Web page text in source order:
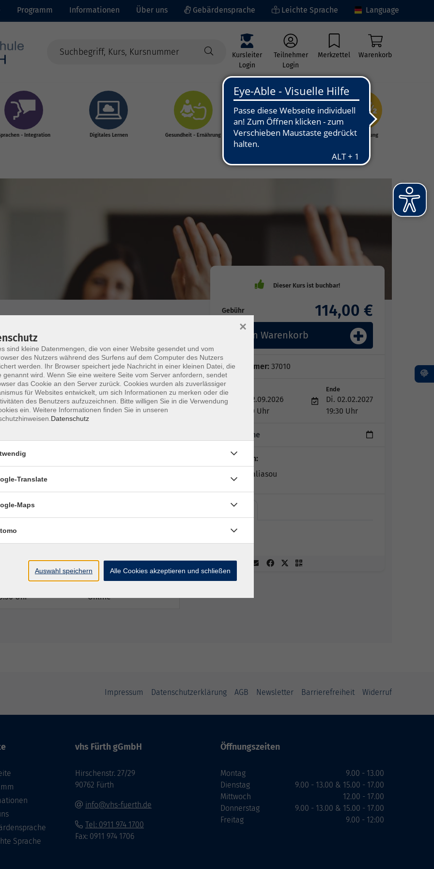
Programm Informationen Über uns Gebärdensprache Leichte Sprache Language
Kursleiter
Login
Teilnehmer
Login
Merkzettel Warenkorb
- Integration Digitales Lernen Gesundheit - Ernährung
Kunst - Kultur -
Grundbildung
- A2.2
und zu führen, häufig gebrauchte Ausdrücke in
und Mitteilungen abzufassen.
Mailadresse an die Dozentin zu.
und Arbeitsbuch ab Lekt. 11
19:30 Uhr
Online
Uhr Online
Gebühr 114,00 €
In den Warenkorb
Kursnummer: 37010
Di. 22.09.2026
18:00 Uhr
Ende
Di. 02.02.2027
19:30 Uhr
15 Termine
Dozent*in:
Eirini Chaliasou
Online
Impressum Datenschutzerklärung AGB Newsletter Barrierefreiheit Widerruf
Sprache
vhs Fürth gGmbH
Hirschenstr. 27/29
90762 Fürth
info@vhs-fuerth.de
Tel: 0911 974 1700
Fax: 0911 974 1706
Öffnungszeiten
Montag
Dienstag
Mittwoch
Donnerstag
Freitag
9.00 - 13.00
9.00 - 13.00 & 15.00 - 17.00
12.00 - 17.00
9.00 - 13.00 & 15.00 - 17.00
9.00 - 12:00
sind kleine Datenmengen, die von einer Website gesendet und vom
des Nutzers während des Surfens auf dem Computer des Nutzers
werden. Ihr Browser speichert jede Nachricht in einer kleinen Datei, die
genannt wird. Wenn Sie eine weitere Seite vom Server anfordern, sendet
das Cookie an den Server zurück. Cookies wurden als zuverlässiger
für Websites entwickelt, um sich Informationen zu merken oder die
des Benutzers aufzuzeichnen. Bitte willigen Sie in die Verwendung
ein. Weitere Informationen finden Sie in unseren
Datenschutz
×
Translate
Maps
Auswahl speichern Alle Cookies akzeptieren und schließen